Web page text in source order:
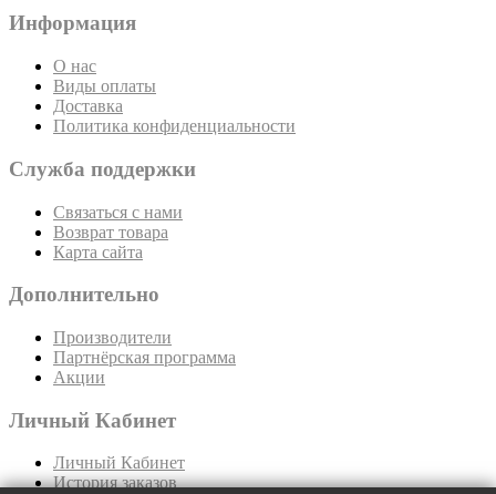
Информация
О нас
Виды оплаты
Доставка
Политика конфиденциальности
Служба поддержки
Связаться с нами
Возврат товара
Карта сайта
Дополнительно
Производители
Партнёрская программа
Акции
Личный Кабинет
Личный Кабинет
История заказов